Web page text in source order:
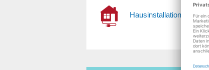
Hausinstallationen